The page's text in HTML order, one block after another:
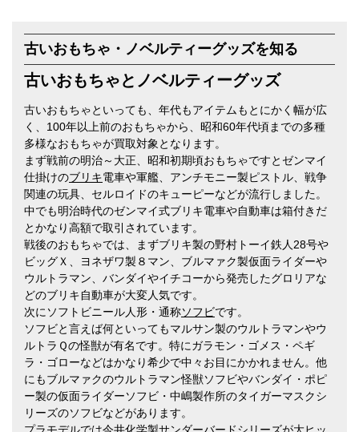
古いおもちゃ・ノベルティーグッズを知る
古いおもちゃとノベルティーグッズ
古いおもちゃといっても、年代もアイテムもとにかく幅が広
く、100年以上前のおもちゃから、昭和60年代頃までの多種
多様なおもちゃが買取対象となります。
まず戦前の明治～大正、昭和初期頃おもちゃですとゼンマイ
仕掛けのブリキ電車や軍艦、アンチモニー製ピストル、戦争
関連の玩具、セルロイドのキューピーなどが流行しました。
中でも明治時代のゼンマイ式ブリキ電車や自動車は箱付きだ
とかなり高額で取引されています。
戦後のおもちゃでは、まずブリキ製の野村トーイ鉄人28号や
ビッグＸ、ヨネザワ製８マン、ブルマァク製仮面ライダーや
ウルトラマン、バンダイやイチコーから発売したグロリアな
どのブリキ自動車が大変人気です。
次にソフトビニール人形・通称ソフビです。
ソフビと言えば何といってもマルサン製のウルトラマンやウ
ルトラＱの怪獣が有名です。特にガラモン・ゴメス・ペギ
ラ・ゴローなどはかなり希少で中々お目にかかれません。他
にもブルマァクのウルトラマン怪獣ソフビやバンダイ・ポピ
ー製の仮面ライダーソフビ・中嶋製作所のタイガーマスクシ
リーズのソフビなどがあります。
プラモデルでは今井化学製サンダーバードシリーズが大ヒッ